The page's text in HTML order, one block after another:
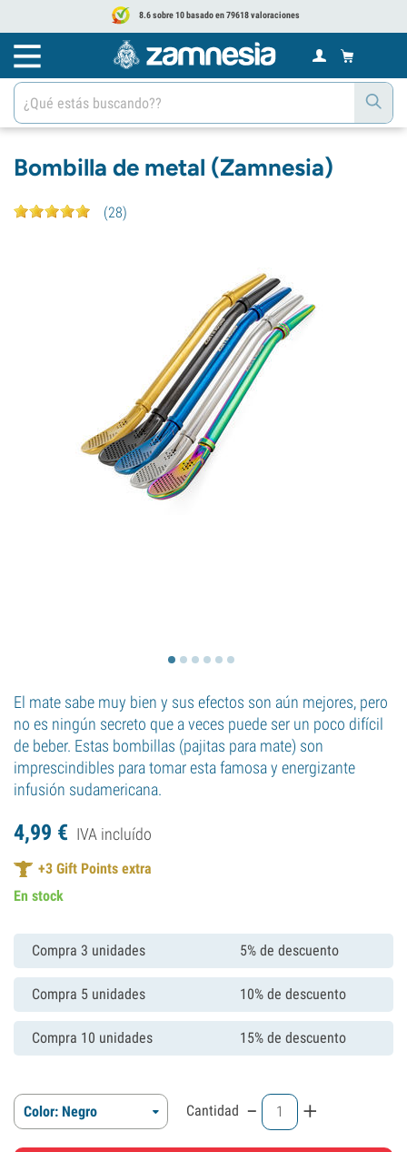
8.6 sobre 10 basado en 79618 valoraciones
Bombilla de metal (Zamnesia)
(28)
El mate sabe muy bien y sus efectos son aún mejores, pero
no es ningún secreto que a veces puede ser un poco difícil
de beber. Estas bombillas (pajitas para mate) son
imprescindibles para tomar esta famosa y energizante
infusión sudamericana.
4,99 € IVA incluído
+3 Gift Points extra
En stock
Compra 3 unidades 5% de descuento
Compra 5 unidades 10% de descuento
Compra 10 unidades 15% de descuento
Color: Negro Cantidad - +